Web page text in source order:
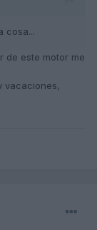
cosa...
de este motor me
vacaciones,